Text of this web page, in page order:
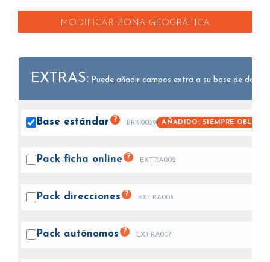
MODIFICAR ZONA GEOGRÁFICA
EXTRAS: Puede añadir campos extra a su base de datos.
Base estándar ? BRK0039 AÑADIDO: SIEMPRE
Pack ficha online ? EXTRA002
Pack direcciones ? EXTRA003
Pack autónomos ? EXTRA007